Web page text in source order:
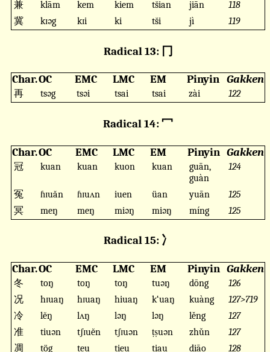
兼 klām kem kiem ts̆ian jiān
118
冀
kɪəg kɪi ki ts̆i jì 119
Radical 13: 冂
Char.OC EMC LMC EM Pinyin Gakken
再 tsəg tsəi tsai tsai zài 122
Radical 14: 冖
Char.OC EMC LMC EM Pinyin Gakken
冠 kuan kuan kuon kuan
guān,
guàn
124
冤 ɦɪuăn ɦɪuʌn iuen üan yuān
125
冥
meŋ meŋ miəŋ miəŋ míng 125
Radical 15: 冫
Char.OC EMC LMC EM Pinyin Gakken
冬 toŋ toŋ toŋ tuəŋ dōng
126
况
hɪuaŋ hɪuaŋ hiuaŋ k‘uaŋ kuàng
127>719
冷
lĕŋ lʌŋ ləŋ ləŋ lěng
127
准
tiuən tʃɪuĕn tʃɪuən ṭṣuən zhǔn
127
凋
tög teu tieu tiau diāo
128